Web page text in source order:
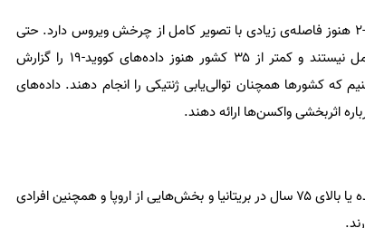
ون کرخوو می‌گوید: اطلاعات فعلی درباره‌ گونه‌های سارس-کوو-۲ هنوز فاصله‌ی زیادی با تصویر کامل از چرخش ویروس دارد. حتی
داده‌های بستری در بیمارستان نیز مانند دوران همه‌گیری کامل نیستند و کمتر از ۳۵ کشور هنوز داده‌های کووید-۱۹ را گزارش
کشورها همچنان توالی‌یابی ژنتیکی را انجام دهند. داده‌های
اثربخشی واکسن‌ها ارائه دهند.
کمپین‌های واکسیناسیون بر افراد بالای ۶۵ سال در ایالات متحده یا بالای ۷۵ سال در بریتانیا و بخش‌هایی از اروپا و همچنین افرادی